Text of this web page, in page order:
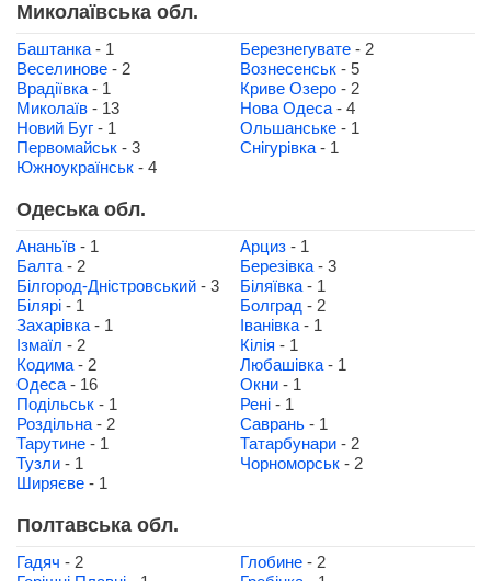
Миколаївська обл.
Баштанка - 1 Березнегувате - 2
Веселинове - 2 Вознесенськ - 5
Врадіївка - 1 Криве Озеро - 2
Миколаїв - 13 Нова Одеса - 4
Новий Буг - 1 Ольшанське - 1
Первомайськ - 3 Снігурівка - 1
Южноукраїнськ - 4
Одеська обл.
Ананьїв - 1 Арциз - 1
Балта - 2 Березівка - 3
Білгород-Дністровський - 3 Біляївка - 1
Білярі - 1 Болград - 2
Захарівка - 1 Іванівка - 1
Ізмаїл - 2 Кілія - 1
Кодима - 2 Любашівка - 1
Одеса - 16 Окни - 1
Подільськ - 1 Рені - 1
Роздільна - 2 Саврань - 1
Тарутине - 1 Татарбунари - 2
Тузли - 1 Чорноморськ - 2
Ширяєве - 1
Полтавська обл.
Гадяч - 2 Глобине - 2